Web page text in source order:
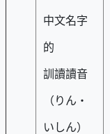
中文名字
的
訓讀讀音
（りん・
いしん）